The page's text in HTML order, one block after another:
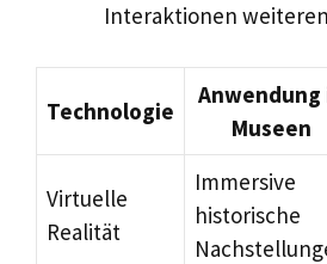
Interaktionen
Technologie
Anwendung
Museen
Virtuelle
Realität
Immersive
historische